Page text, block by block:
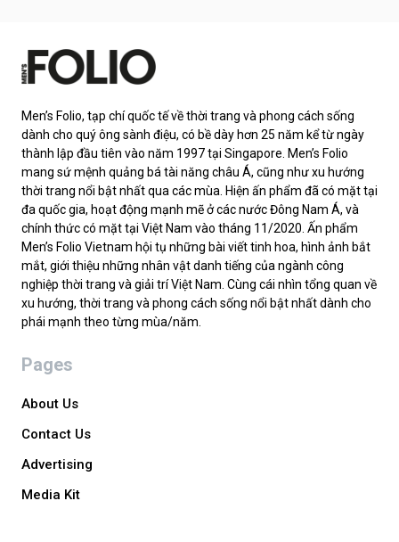
Men’s Folio, tạp chí quốc tế về thời trang và phong cách sống
dành cho quý ông sành điệu, có bề dày hơn 25 năm kể từ ngày
thành lập đầu tiên vào năm 1997 tại Singapore. Men’s Folio
mang sứ mệnh quảng bá tài năng châu Á, cũng như xu hướng
thời trang nổi bật nhất qua các mùa. Hiện ấn phẩm đã có mặt tại
đa quốc gia, hoạt động mạnh mẽ ở các nước Đông Nam Á, và
chính thức có mặt tại Việt Nam vào tháng 11/2020. Ấn phẩm
Men’s Folio Vietnam hội tụ những bài viết tinh hoa, hình ảnh bắt
mắt, giới thiệu những nhân vật danh tiếng của ngành công
nghiệp thời trang và giải trí Việt Nam. Cùng cái nhìn tổng quan về
xu hướng, thời trang và phong cách sống nổi bật nhất dành cho
phái mạnh theo từng mùa/năm.
Pages
About Us
Contact Us
Advertising
Media Kit